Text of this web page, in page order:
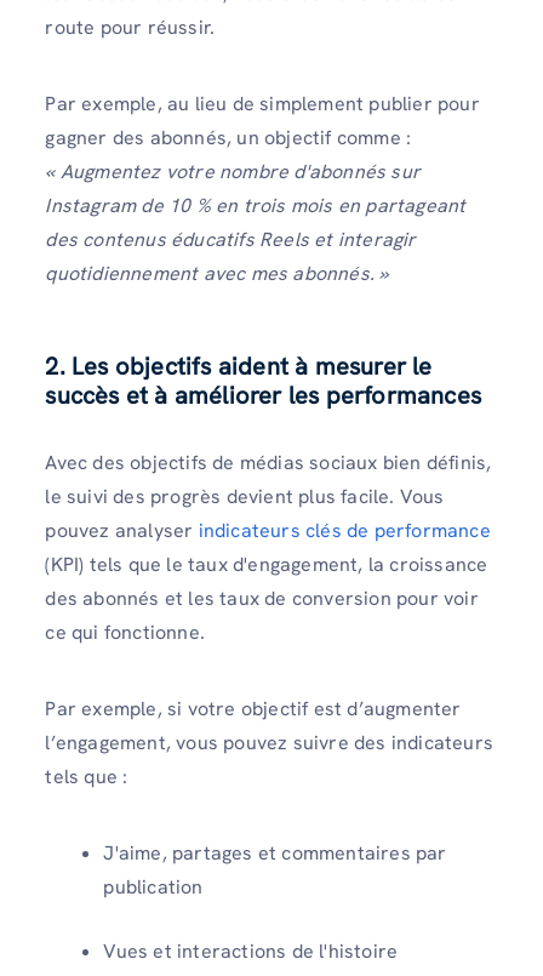
route pour réussir.
Par exemple, au lieu de simplement publier pour
gagner des abonnés, un objectif comme :
« Augmentez votre nombre d'abonnés sur
Instagram de 10 % en trois mois en partageant
des contenus éducatifs Reels et interagir
quotidiennement avec mes abonnés. »
2. Les objectifs aident à mesurer le
succès et à améliorer les performances
Avec des objectifs de médias sociaux bien définis,
le suivi des progrès devient plus facile. Vous
pouvez analyser indicateurs clés de performance
(KPI) tels que le taux d'engagement, la croissance
des abonnés et les taux de conversion pour voir
ce qui fonctionne.
Par exemple, si votre objectif est d’augmenter
l’engagement, vous pouvez suivre des indicateurs
tels que :
J'aime, partages et commentaires par
publication
Vues et interactions de l'histoire